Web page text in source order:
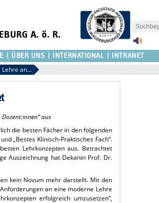
A. ö. R.
ÜBER UNS INTERNATIONAL INTRANET
Lehrpreise 2022 – Hervorragende Lehre an der FME ausgezeichnet
aus
die besten Fächer in den folgenden
„Bestes Klinisch-Praktisches Fach“.
Lehrkonzepten aus. Betrachtet
Auszeichnung hat Dekanin Prof. Dr.
kein Novum mehr darstellt. Mit den
an eine moderne Lehre
erfolgreich umzusetzen“,